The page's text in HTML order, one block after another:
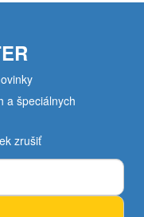
a špeciálnych
zrušiť